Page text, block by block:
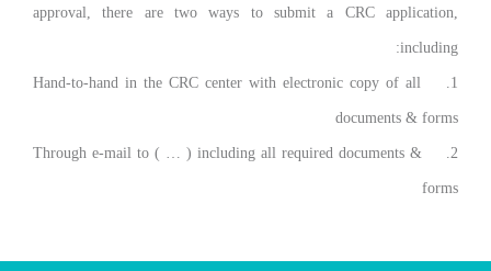
approval, there are two ways to submit a CRC application,
including:
1.
Hand-to-hand in the CRC center with electronic copy of all
documents & forms
2.
Through e-mail to ( … ) including all required documents &
forms